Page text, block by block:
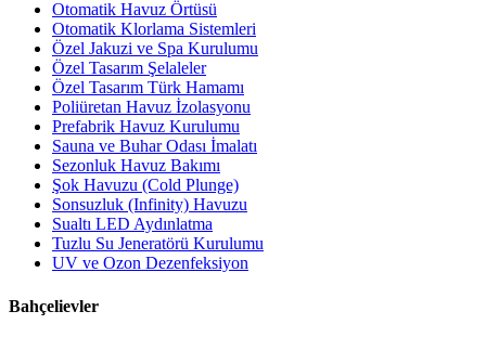
Otomatik Havuz Örtüsü
Otomatik Klorlama Sistemleri
Özel Jakuzi ve Spa Kurulumu
Özel Tasarım Şelaleler
Özel Tasarım Türk Hamamı
Poliüretan Havuz İzolasyonu
Prefabrik Havuz Kurulumu
Sauna ve Buhar Odası İmalatı
Sezonluk Havuz Bakımı
Şok Havuzu (Cold Plunge)
Sonsuzluk (Infinity) Havuzu
Sualtı LED Aydınlatma
Tuzlu Su Jeneratörü Kurulumu
UV ve Ozon Dezenfeksiyon
Bahçelievler